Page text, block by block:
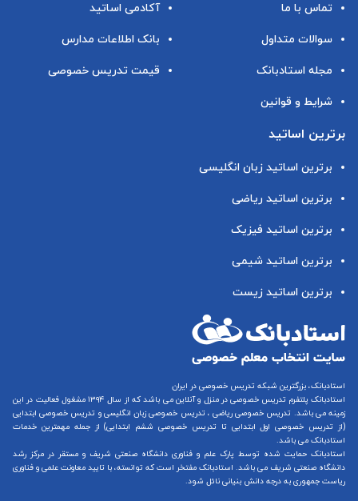
تماس با ما
سوالات متداول
مجله استادبانک
شرایط و قوانین
آکادمی اساتید
بانک اطلاعات مدارس
قیمت تدریس خصوصی
برترین اساتید
برترین اساتید زبان انگلیسی
برترین اساتید ریاضی
برترین اساتید فیزیک
برترین اساتید شیمی
برترین اساتید زیست
استادبانک، بزرگترین شبکه تدریس خصوصی در ایران
استادبانک پلتفرم تدریس خصوصی در منزل و آنلاین
می باشد که از سال ۱۳۹۴ مشغول فعالیت در این
زمینه می باشد. تدریس خصوصی ریاضی ، تدریس خصوصی زبان انگلیسیو تدریس خصوصی ابتدایی
(از تدریس خصوصی اول ابتدایی تا تدریس خصوصی ششم ابتدایی) از جمله مهمترین خدمات
استادبانک می باشد.
استادبانک حمایت شده توسط پارک علم و فناوری دانشگاه صنعتی شریف و مستقر در مرکز رشد
دانشگاه صنعتی شریف می باشد. استادبانک مفتخر است که توانسته، با تایید معاونت علمی و فناوری
ریاست جمهوری به درجه دانش بنیانی نائل شود.